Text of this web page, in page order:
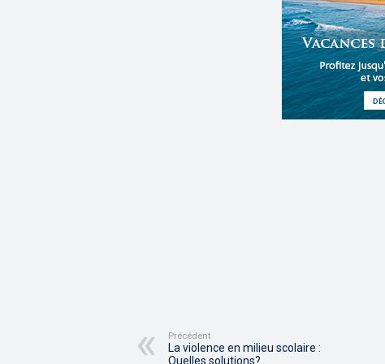
Précédent
La violence en milieu scolaire :
Quelles solutions?